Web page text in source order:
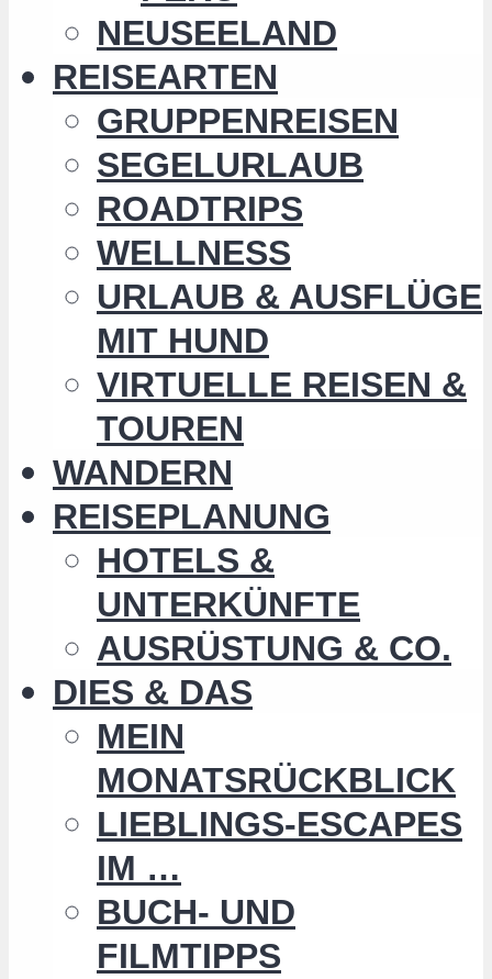
NEUSEELAND
REISEARTEN
GRUPPENREISEN
SEGELURLAUB
ROADTRIPS
WELLNESS
URLAUB & AUSFLÜGE
MIT HUND
VIRTUELLE REISEN &
TOUREN
WANDERN
REISEPLANUNG
HOTELS &
UNTERKÜNFTE
AUSRÜSTUNG & CO.
DIES & DAS
MEIN
MONATSRÜCKBLICK
LIEBLINGS-ESCAPES
IM …
BUCH- UND
FILMTIPPS